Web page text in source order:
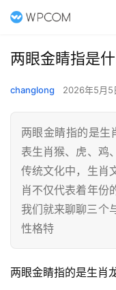
两眼金睛指是
changlong 2026年5月5
两眼金睛指的是生
表生肖猴、虎、鸡
传统文化中，生肖
肖不仅代表着年份
我们就来聊聊三个
性格特
两眼金睛指的是生肖